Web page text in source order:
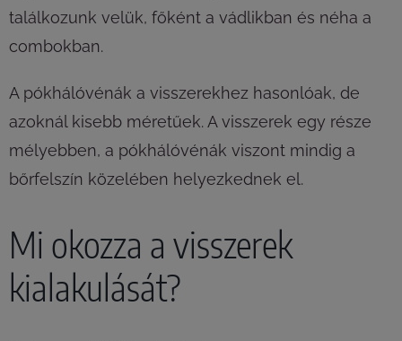
találkozunk velük, főként a vádlikban és néha a
combokban.
A pókhálóvénák a visszerekhez hasonlóak, de
azoknál kisebb méretűek. A visszerek egy része
mélyebben, a pókhálóvénák viszont mindig a
bőrfelszín közelében helyezkednek el.
Mi okozza a visszerek
kialakulását?